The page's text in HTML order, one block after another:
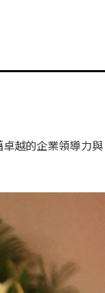
越的企業領導力與